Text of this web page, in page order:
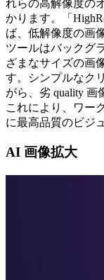
れらの高解像度の
かります。「
ば、低解像度の画
ツールはバックグ
ざまなサイズの画
す。シンプルなク
がら、劣 quality 画
これにより、ワー
に最高品質のビジ
AI 画像拡大